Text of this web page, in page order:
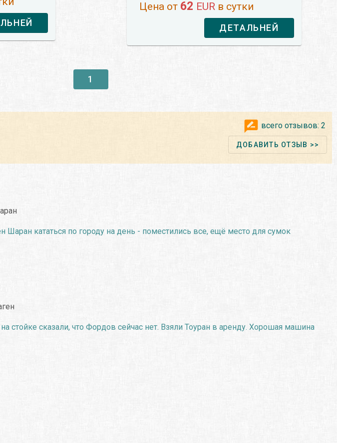
Цена от 62 EUR в сутки
ДЕТАЛЬНЕЙ
1
всего отзывов: 2
ДОБАВИТЬ ОТЗЫВ >>
Шаран кататься по городу на день - поместились все, ещё место для сумок
стойке сказали, что Фордов сейчас нет. Взяли Тоуран в аренду. Хорошая машина